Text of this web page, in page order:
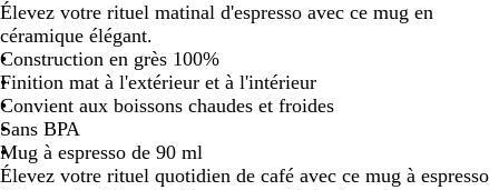
a
n
c
e
u
g
l
a
c
é
i
r
i
s
e
u
m
a
r
i
n
e
è
m
e
Élevez votre rituel matinal d'espresso avec ce mug en
céramique élégant.
Construction en grès 100%
Finition mat à l'extérieur et à l'intérieur
Convient aux boissons chaudes et froides
Sans BPA
Mug à espresso de 90 ml
Élevez votre rituel quotidien de café avec ce mug à espresso